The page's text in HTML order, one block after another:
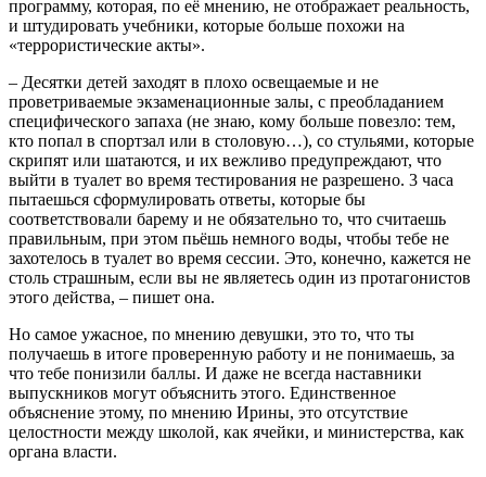
программу, которая, по её мнению, не отображает реальность,
и штудировать учебники, которые больше похожи на
«террористические акты».
– Десятки детей заходят в плохо освещаемые и не
проветриваемые экзаменационные залы, с преобладанием
специфического запаха (не знаю, кому больше повезло: тем,
кто попал в спортзал или в столовую…), со стульями, которые
скрипят или шатаются, и их вежливо предупреждают, что
выйти в туалет во время тестирования не разрешено. 3 часа
пытаешься сформулировать ответы, которые бы
соответствовали барему и не обязательно то, что считаешь
правильным, при этом пьёшь немного воды, чтобы тебе не
захотелось в туалет во время сессии. Это, конечно, кажется не
столь страшным, если вы не являетесь один из протагонистов
этого действа, – пишет она.
Но самое ужасное, по мнению девушки, это то, что ты
получаешь в итоге проверенную работу и не понимаешь, за
что тебе понизили баллы. И даже не всегда наставники
выпускников могут объяснить этого. Единственное
объяснение этому, по мнению Ирины, это отсутствие
целостности между школой, как ячейки, и министерства, как
органа власти.